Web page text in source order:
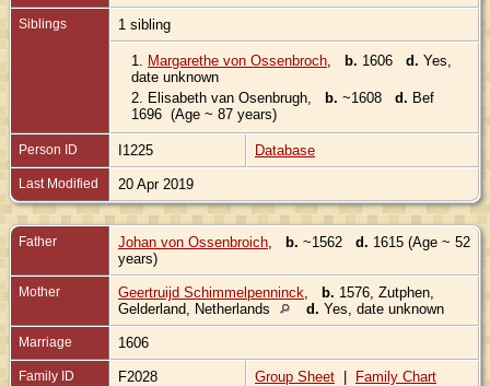
Siblings 1 sibling
1. Margarethe von Ossenbroch b. 1606 d. Yes,
date unknown
2. Elisabeth van Osenbrugh b. ~1608 d. Bef
1696 (Age ~ 87 years)
Person ID I1225 Database
Last Modified 20 Apr 2019
Father Johan von Ossenbroich b. ~1562 d. 1615 (Age ~ 52
years)
Mother Geertruijd Schimmelpenninck b. 1576, Zutphen,
Gelderland, Netherlands
d. Yes, date unknown
Marriage 1606
Family ID F2028 Group Sheet | Family Chart